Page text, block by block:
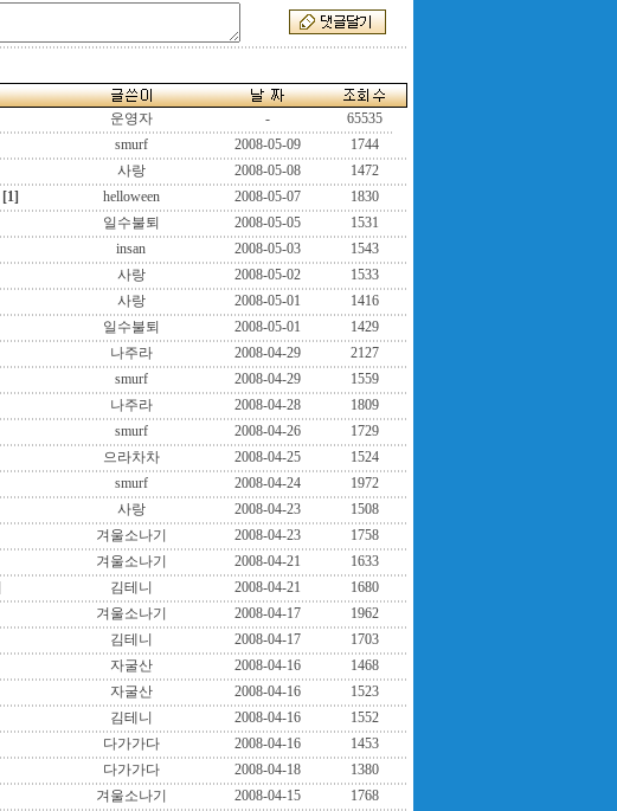
운영자 -
65535
smurf 2008-05-09
1744
사랑 2008-05-08
1472
[1] helloween 2008-05-07
1830
일수불퇴 2008-05-05
1531
insan 2008-05-03
1543
사랑 2008-05-02
1533
사랑 2008-05-01
1416
일수불퇴 2008-05-01
1429
나주라 2008-04-29
2127
smurf 2008-04-29
1559
나주라 2008-04-28
1809
smurf 2008-04-26
1729
으라차차 2008-04-25
1524
smurf 2008-04-24
1972
사랑 2008-04-23
1508
겨울소나기 2008-04-23
1758
겨울소나기 2008-04-21
1633
김테니 2008-04-21
1680
겨울소나기 2008-04-17
1962
김테니 2008-04-17
1703
자굴산 2008-04-16
1468
자굴산 2008-04-16
1523
김테니 2008-04-16
1552
다가가다 2008-04-16
1453
다가가다 2008-04-18
1380
겨울소나기 2008-04-15 1768